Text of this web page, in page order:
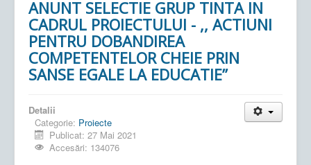
ANUNT SELECTIE GRUP TINTA IN
CADRUL PROIECTULUI - ,, ACTIUNI
PENTRU DOBANDIREA
COMPETENTELOR CHEIE PRIN
SANSE EGALE LA EDUCATIE’’
Detalii
Categorie: Proiecte
Publicat: 27 Mai 2021
Accesări: 134076